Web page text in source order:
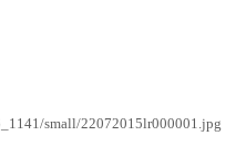
small/22072015lr000001.jpg